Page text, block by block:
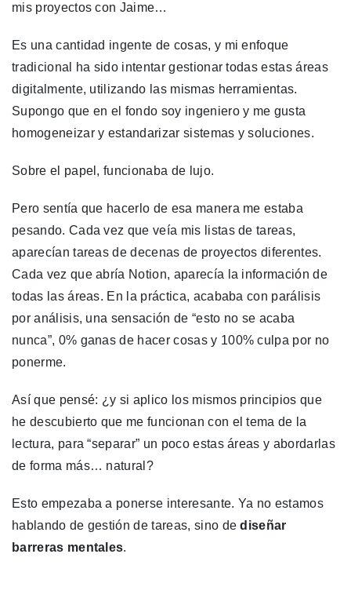
mis proyectos con Jaime…
Es una cantidad ingente de cosas, y mi enfoque
tradicional ha sido intentar gestionar todas estas áreas
digitalmente, utilizando las mismas herramientas.
Supongo que en el fondo soy ingeniero y me gusta
homogeneizar y estandarizar sistemas y soluciones.
Sobre el papel, funcionaba de lujo.
Pero sentía que hacerlo de esa manera me estaba
pesando. Cada vez que veía mis listas de tareas,
aparecían tareas de decenas de proyectos diferentes.
Cada vez que abría Notion, aparecía la información de
todas las áreas. En la práctica, acababa con parálisis
por análisis, una sensación de “esto no se acaba
nunca”, 0% ganas de hacer cosas y 100% culpa por no
ponerme.
Así que pensé: ¿y si aplico los mismos principios que
he descubierto que me funcionan con el tema de la
lectura, para “separar” un poco estas áreas y abordarlas
de forma más… natural?
Esto empezaba a ponerse interesante. Ya no estamos
hablando de gestión de tareas, sino dediseñar
barreras mentales.